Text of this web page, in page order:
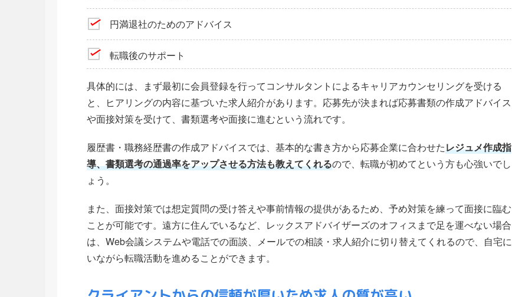
円満退社のためのアドバイス
転職後のサポート
具体的には、まず最初に会員登録を行ってコンサルタントによるキャリアカウンセリングを受ける
と、ヒアリングの内容に基づいた求人紹介があります。応募先が決まれば応募書類の作成アドバイス
や面接対策を受けて、書類選考や面接に進むという流れです。
履歴書・職務経歴書の作成アドバイスでは、基本的な書き方から応募企業に合わせたレジュメ作成指
導、書類選考の通過率をアップさせる方法も教えてくれるので、転職が初めてという方も心強いでし
ょう。
また、面接対策では想定質問の受け答えや事前情報の提供があるため、予め対策を練って面接に臨む
ことが可能です。遠方に住んでいるなど、レックスアドバイザーズのオフィスまで足を運べない場合
は、Web会議システムや電話での面談、メールでの相談・求人紹介に切り替えてくれるので、自宅に
いながら転職活動を進めることができます。